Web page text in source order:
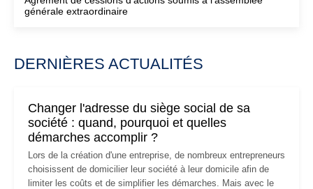
générale extraordinaire
DERNIÈRES ACTUALITÉS
Changer l'adresse du siège social de sa
société : quand, pourquoi et quelles
démarches accomplir ?
Lors de la création d'une entreprise, de nombreux entrepreneurs
choisissent de domicilier leur société à leur domicile afin de
limiter les coûts et de simplifier les démarches. Mais avec le